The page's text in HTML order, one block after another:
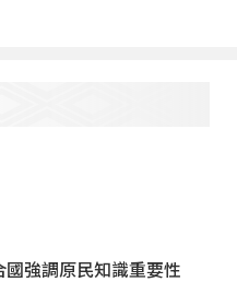
強調原民知識重要性